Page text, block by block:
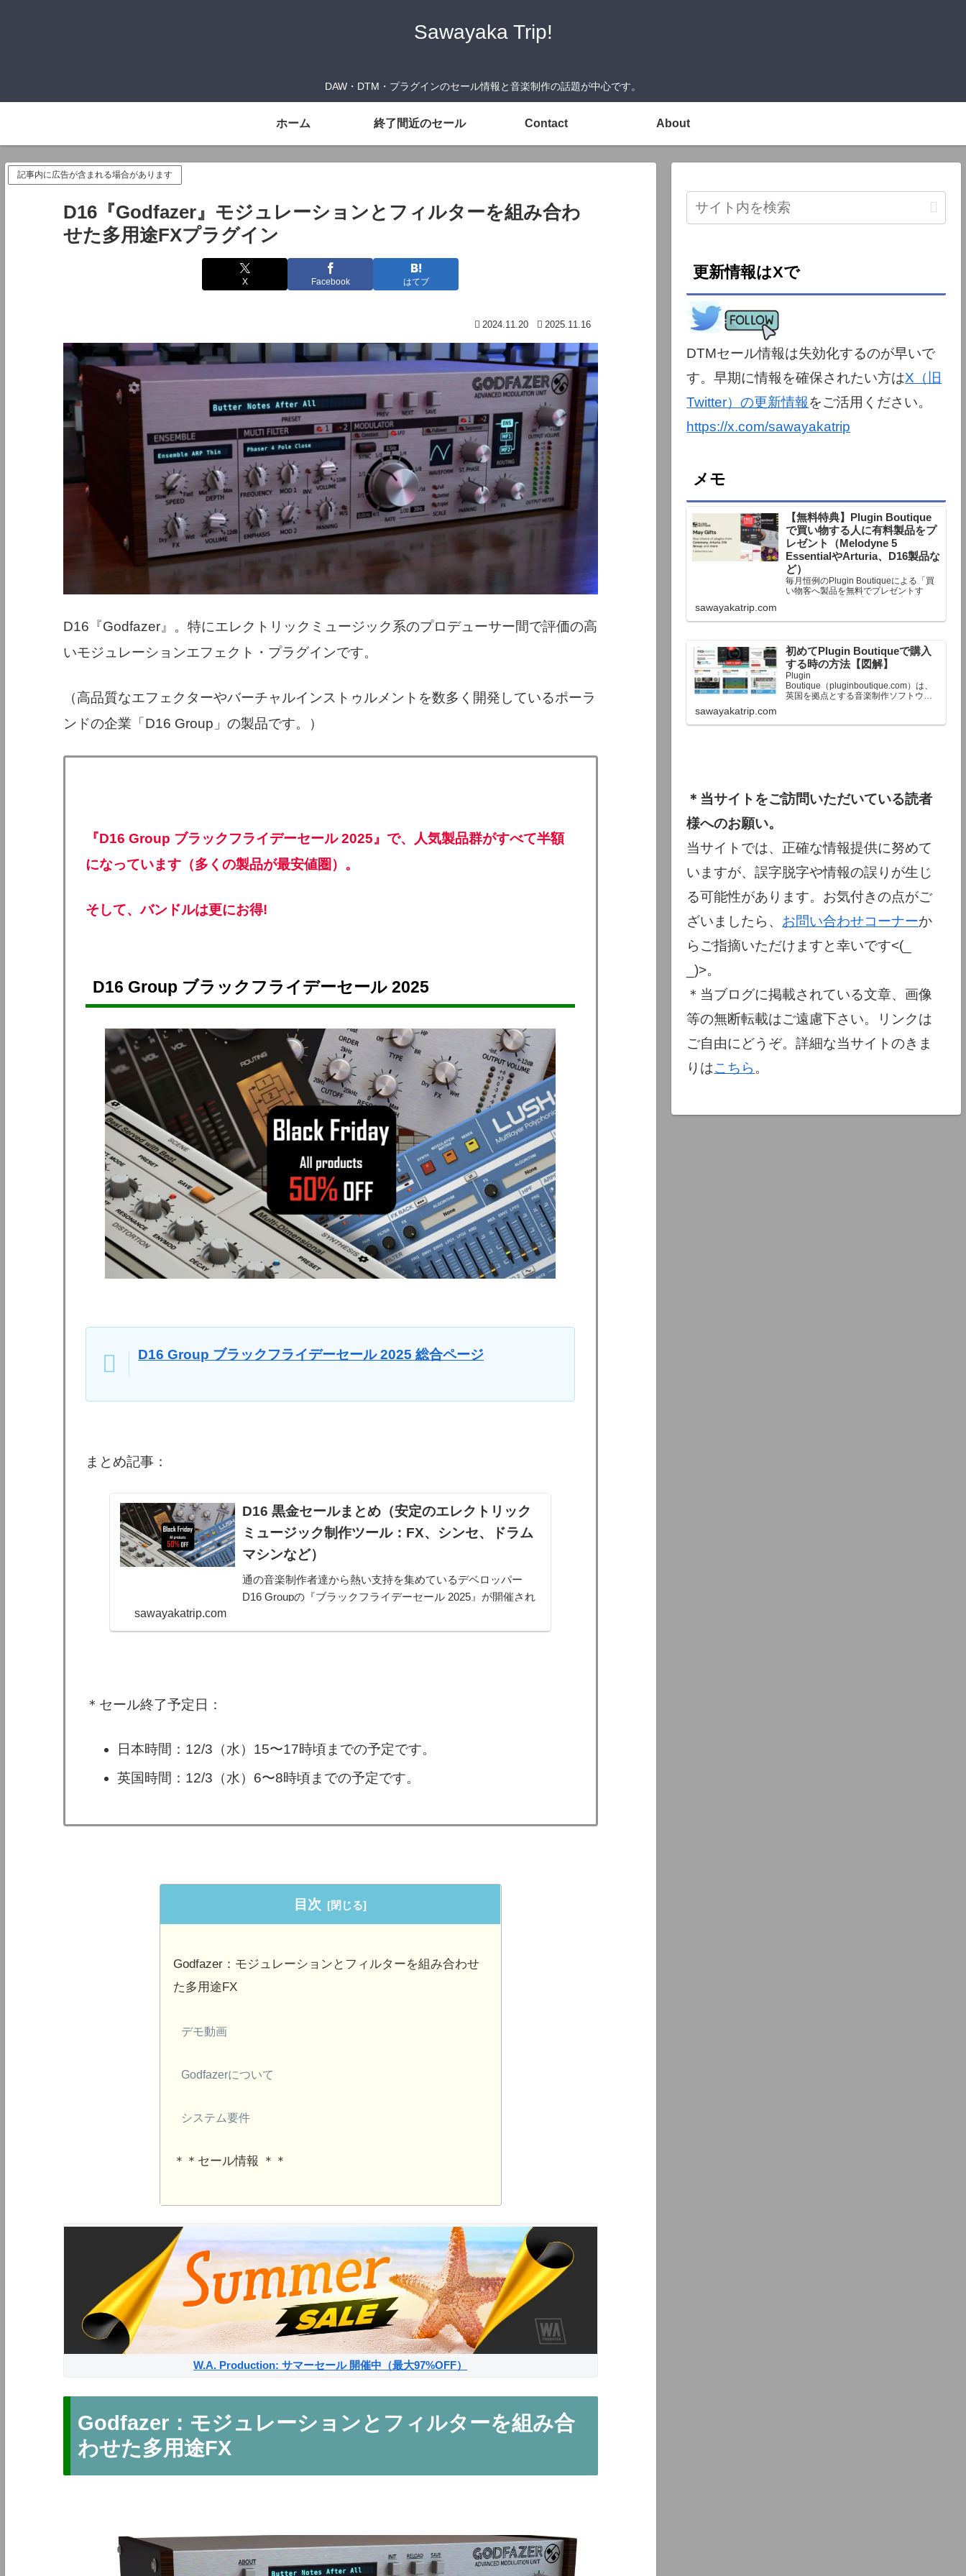
Sawayaka Trip!
DAW・DTM・プラグインのセール情報と音楽制作の話題が中心です。
ホーム 終了間近のセール Contact About
記事内に広告が含まれる場合があります
D16『Godfazer』モジュレーションとフィルターを組み合わ
せた多用途FXプラグイン
X Facebook はてブ
2024.11.20 2025.11.16
D16『Godfazer』。特にエレクトリックミュージック系のプロデューサー間で評価の高
いモジュレーションエフェクト・プラグインです。
（高品質なエフェクターやバーチャルインストゥルメントを数多く開発しているポーラ
ンドの企業「D16 Group」の製品です。）
『D16 Group ブラックフライデーセール 2025』で、人気製品群がすべて半額
になっています（多くの製品が最安値圏）。
そして、バンドルは更にお得!
D16 Group ブラックフライデーセール 2025
D16 Group ブラックフライデーセール 2025 総合ページ
まとめ記事：
D16 黒金セールまとめ（安定のエレクトリック
ミュージック制作ツール：FX、シンセ、ドラム
マシンなど）
通の音楽制作者達から熱い支持を集めているデベロッパー
D16 Groupの『ブラックフライデーセール 2025』が開催され
の製品が最安値圏）。そして、バンドル製品はぶっちぎりで
sawayakatrip.com
＊セール終了予定日：
日本時間：12/3（水）15〜17時頃までの予定です。
英国時間：12/3（水）6〜8時頃までの予定です。
目次
Godfazer：モジュレーションとフィルターを組み合わせ
た多用途FX
デモ動画
Godfazerについて
システム要件
＊＊セール情報 ＊＊
W.A. Production: サマーセール 開催中（最大97%OFF）
Godfazer：モジュレーションとフィルターを組み合
わせた多用途FX
更新情報はXで
DTMセール情報は失効化するのが早いで
す。早期に情報を確保されたい方はX（旧
Twitter）の更新情報をご活用ください。
https://x.com/sawayakatrip
メモ
【無料特典】Plugin Boutique
で買い物する人に有料製品をプ
レゼント（Melodyne 5
EssentialやArturia、D16製品な
ど）
毎月恒例のPlugin Boutiqueによる「買
い物客へ製品を無料でプレゼントす
る」企画。今月もプレゼント企画が用
定額以上のお金を出して何かを購入す
終了予定日：日本時間：6/1（月…
sawayakatrip.com
初めてPlugin Boutiqueで購入
する時の方法【図解】
Plugin
Boutique（pluginboutique.com）は、
英国を拠点とする音楽制作ソフトウェ
で、世界中のミュージシャンに利用さ
sawayakatrip.com
＊当サイトをご訪問いただいている読者
様へのお願い。
当サイトでは、正確な情報提供に努めて
いますが、誤字脱字や情報の誤りが生じ
る可能性があります。お気付きの点がご
ざいましたら、 お問い合わせコーナーか
らご指摘いただけますと幸いです<(_
_)>。
＊当ブログに掲載されている文章、画像
等の無断転載はご遠慮下さい。リンクは
ご自由にどうぞ。詳細な当サイトのきま
りはこちら 。